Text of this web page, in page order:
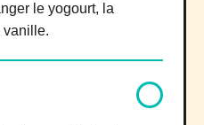
le yogourt, la
vanille.